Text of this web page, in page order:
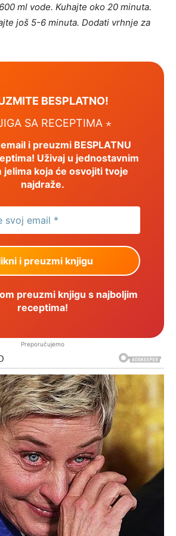
ml vode. Kuhajte oko 20 minuta.
još 5-6 minuta. Dodati vrhnje za
BESPLATNO!
SA RECEPTIMA ⋆
i preuzmi BESPLATNU
Uživaj u jednostavnim
jelima koja će osvojiti tvoje
najdraže.
preuzmi knjigu s najboljim
receptima!
Preporučujemo